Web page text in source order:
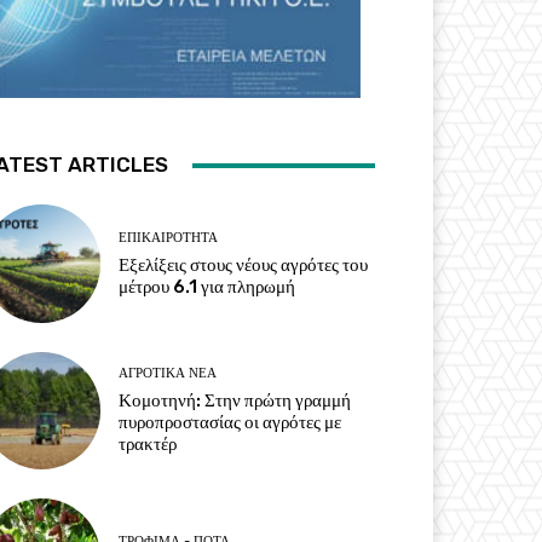
ARTICLES
ΕΠΙΚΑΙΡΌΤΗΤΑ
Εξελίξεις στους νέους αγρότες του
μέτρου 6.1 για πληρωμή
ΑΓΡΟΤΙΚΆ ΝΈΑ
Κομοτηνή: Στην πρώτη γραμμή
πυροπροστασίας οι αγρότες με
τρακτέρ